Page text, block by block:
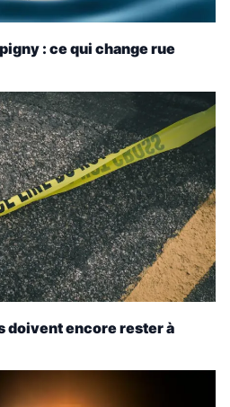
: ce qui change rue
doivent encore rester à